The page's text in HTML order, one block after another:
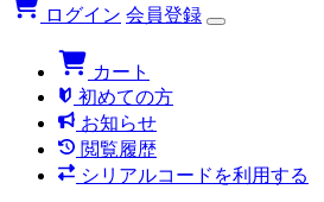
ログイン 会員登録
カート
初めての方
お知らせ
閲覧履歴
シリアルコードを利用する